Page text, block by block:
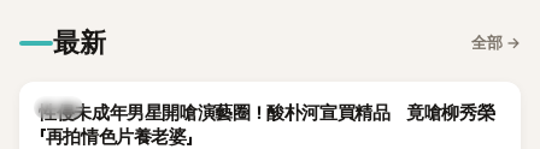
最新 全部 →
韓星
性侵未成年男星開嗆演藝圈！酸朴河宣買精品 竟嗆柳秀榮
「再拍情色片養老婆」